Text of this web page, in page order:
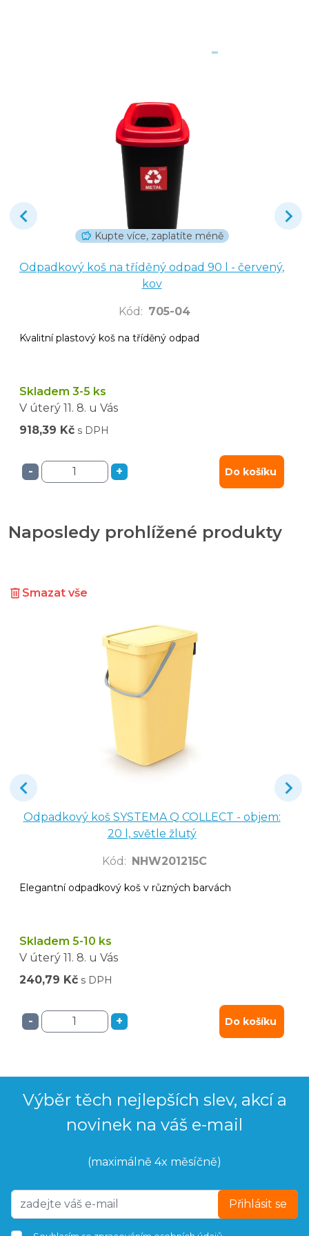
Kupte více, zaplatíte méně
Odpadkový koš na tříděný odpad 90 l - červený,
kov
Kód : 705-04
Kvalitní plastový koš na tříděný odpad
Skladem 3-5 ks
V úterý 11. 8. u Vás
918,39 Kč s DPH
- + Do košíku
Naposledy prohlížené produkty
Smazat vše
Odpadkový koš SYSTEMA Q COLLECT - objem:
20 l, světle žlutý
Kód : NHW201215C
Elegantní odpadkový koš v různých barvách
Skladem 5-10 ks
V úterý 11. 8. u Vás
240,79 Kč s DPH
- + Do košíku
Výběr těch nejlepších slev, akcí a
novinek na váš e-mail
(maximálně 4x měsíčně)
Přihlásit se